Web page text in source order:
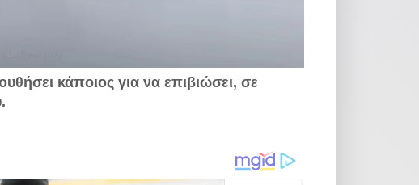
κάποιος για να επιβιώσει, σε